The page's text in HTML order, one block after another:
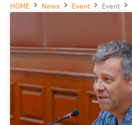
HOME News Event Event
g
e
g
e